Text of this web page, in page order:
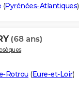
(Pyrénées-Atlantiques)
(68 ans)
Rotrou (Eure-et-Loir)